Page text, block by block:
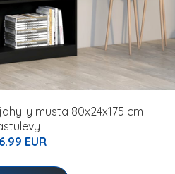
musta 80x24x175 cm
EUR